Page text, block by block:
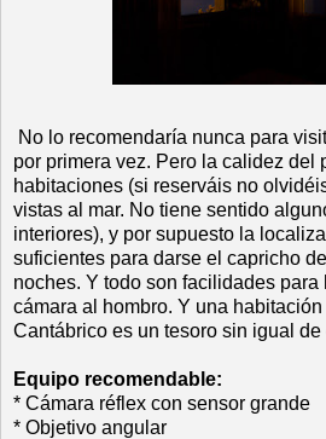
No lo recomendaría nunca para
por primera vez. Pero la calidez del
habitaciones (si reserváis no
vistas al mar. No tiene sentido
interiores), y por supuesto la
suficientes para darse el capricho
noches. Y todo son facilidades
cámara al hombro. Y una habitación
Cantábrico es un tesoro sin igual
Equipo recomendable:
* Cámara réflex con sensor grande
* Objetivo angular